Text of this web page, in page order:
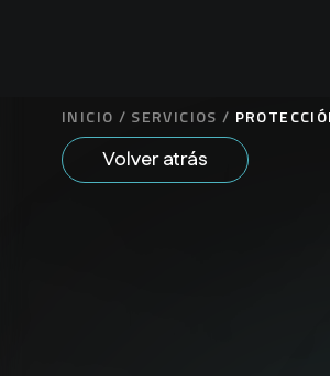
INICIO / SERVICIOS /
Y MEDIOS
Volver atrás